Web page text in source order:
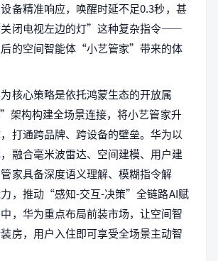
备精准响应，唤醒时延不足0.3秒，甚
闭电视左边的灯”这种复杂指令——
的空间智能体“小艺管家”带来的体
核心策略是依托鸿蒙生态的开放属
架构构建全场景连接，将小艺管家升
打通跨品牌、跨设备的壁垒。华为以
融合毫米波雷达、空间建模、用户建
家具备深度语义理解、模糊指令解
，推动“感知-交互-决策”全链路AI赋
，华为重点布局前装市场，让空间智
房，用户入住即可享受全场景主动智